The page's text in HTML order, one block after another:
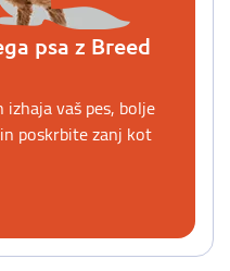
psa z Breed
vaš pes, bolje
poskrbite zanj kot